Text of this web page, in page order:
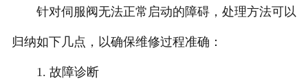
针对伺服阀无法正常启动的障碍，处理方法可以
归纳如下几点，以确保维修过程准确：
1. 故障诊断